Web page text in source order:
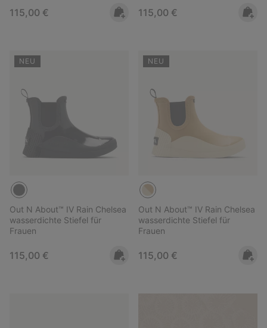
Regular price:
115,00 € Regular price:
115,00 €
NEU
Out N About™ IV Rain Chelsea
wasserdichte Stiefel für
Frauen
Regular price:
115,00 €
NEU
Out N About™ IV Rain Chelsea
wasserdichte Stiefel für
Frauen
Regular price:
115,00 €